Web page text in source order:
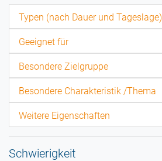
Typen (nach Dauer und Tageslage)
Geeignet für
Besondere Zielgruppe
Besondere Charakteristik /Thema
Weitere Eigenschaften
Schwierigkeit